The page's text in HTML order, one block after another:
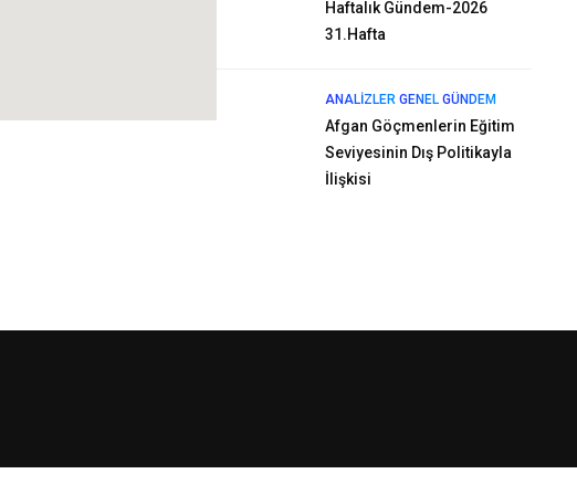
Haftalık Gündem-2026
31.Hafta
ANALIZLER GENEL GÜNDEM
Afgan Göçmenlerin Eğitim
Seviyesinin Dış Politikayla
İlişkisi